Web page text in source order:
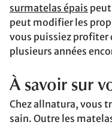
surmatelas épais
peut modifier les
vous puissiez profiter
plusieurs années
À savoir sur
Chez allnatura, vous
sain. Outre les